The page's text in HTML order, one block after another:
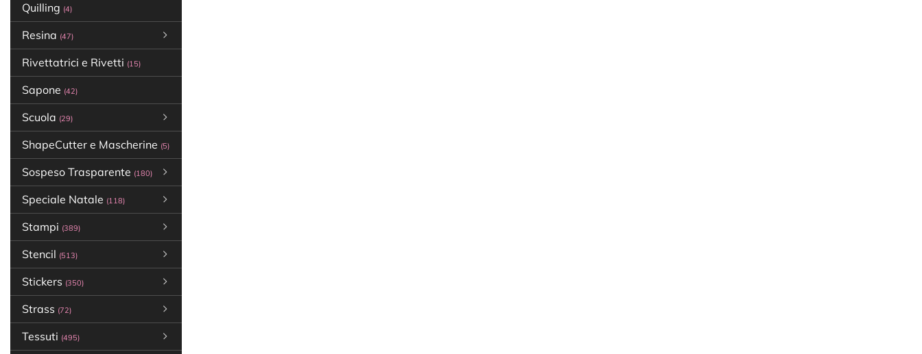
Quilling (4)
Resina (47)
Rivettatrici e Rivetti (15)
Sapone (42)
Scuola (29)
ShapeCutter e Mascherine (5)
Sospeso Trasparente (180)
Speciale Natale (118)
Stampi (389)
Stencil (513)
Stickers (350)
Strass (72)
Tessuti (495)